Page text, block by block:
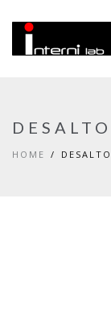
DESALTO
HOME DESALTO